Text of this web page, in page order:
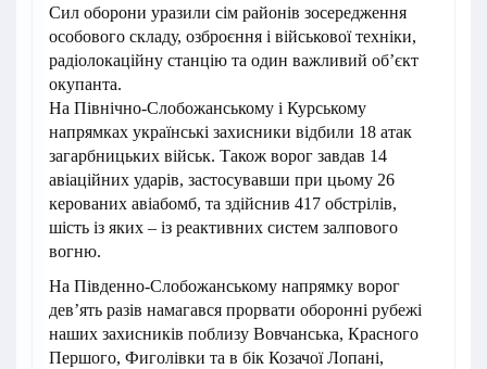
Сил оборони уразили сім районів зосередження
особового складу, озброєння і військової техніки,
радіолокаційну станцію та один важливий об’єкт
окупанта.
На Північно-Слобожанському і Курському
напрямках українські захисники відбили 18 атак
загарбницьких військ. Також ворог завдав 14
авіаційних ударів, застосувавши при цьому 26
керованих авіабомб, та здійснив 417 обстрілів,
шість із яких – із реактивних систем залпового
вогню.
На Південно-Слобожанському напрямку ворог
дев’ять разів намагався прорвати оборонні рубежі
наших захисників поблизу Вовчанська, Красного
Першого, Фиголівки та в бік Козачої Лопані,